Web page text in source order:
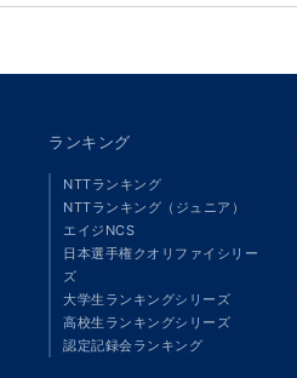
ランキング
NTTランキング
NTTランキング（ジュニア）
エイジNCS
日本選手権クオリファイシリー
ズ
大学生ランキングシリーズ
高校生ランキングシリーズ
認定記録会ランキング